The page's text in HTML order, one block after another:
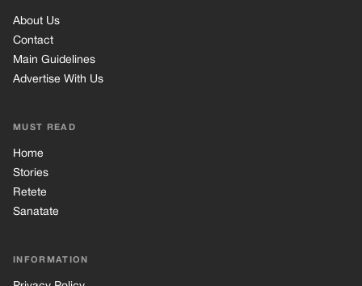
About Us
Contact
Main Guidelines
Advertise With Us
MUST READ
Home
Stories
Retete
Sanatate
INFORMATION